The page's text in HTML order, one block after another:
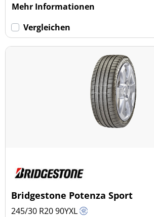
Mehr Informationen
Vergleichen
Bridgestone Potenza Sport
245/30 R2090YXL